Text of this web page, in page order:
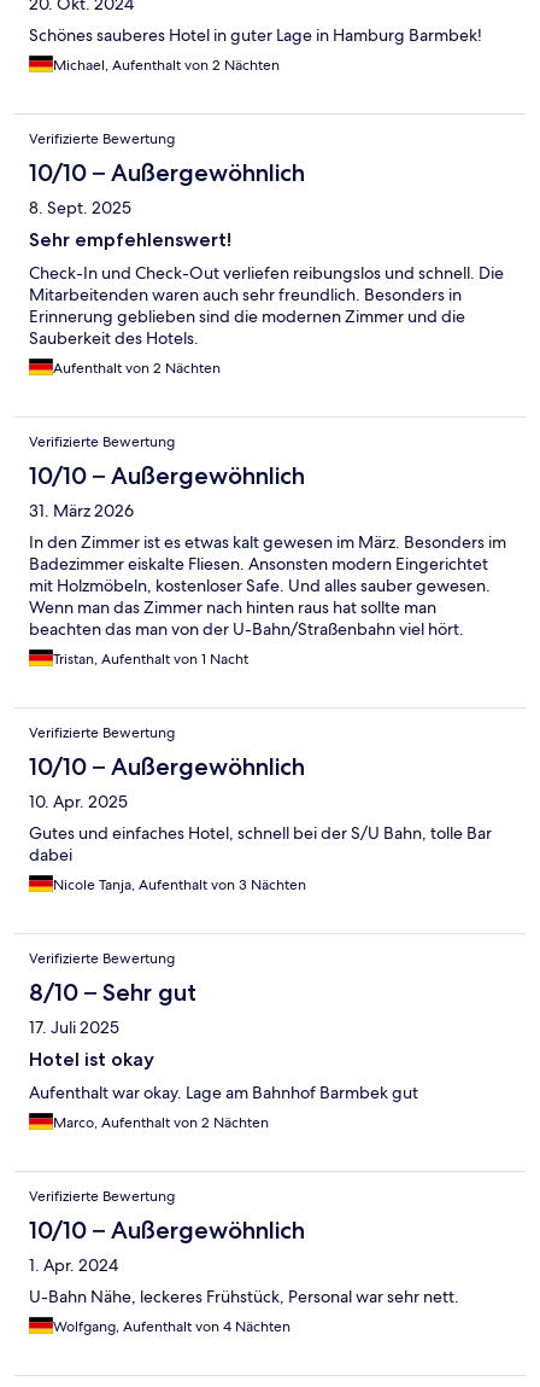
Schönes sauberes Hotel in guter Lage in Hamburg Barmbek!
Michael, Aufenthalt von 2 Nächten
Verifizierte Bewertung
10/10 – Außergewöhnlich
8. Sept. 2025
Sehr empfehlenswert!
Check-In und Check-Out verliefen reibungslos und schnell. Die
Mitarbeitenden waren auch sehr freundlich. Besonders in
Erinnerung geblieben sind die modernen Zimmer und die
Sauberkeit des Hotels.
Aufenthalt von 2 Nächten
Verifizierte Bewertung
10/10 – Außergewöhnlich
31. März 2026
In den Zimmer ist es etwas kalt gewesen im März. Besonders im
Badezimmer eiskalte Fliesen. Ansonsten modern Eingerichtet
mit Holzmöbeln, kostenloser Safe. Und alles sauber gewesen.
Wenn man das Zimmer nach hinten raus hat sollte man
beachten das man von der U-Bahn/Straßenbahn viel hört.
Tristan, Aufenthalt von 1 Nacht
Verifizierte Bewertung
10/10 – Außergewöhnlich
10. Apr. 2025
Gutes und einfaches Hotel, schnell bei der S/U Bahn, tolle Bar
dabei
Nicole Tanja, Aufenthalt von 3 Nächten
Verifizierte Bewertung
8/10 – Sehr gut
17. Juli 2025
Hotel ist okay
Aufenthalt war okay. Lage am Bahnhof Barmbek gut
Marco, Aufenthalt von 2 Nächten
Verifizierte Bewertung
10/10 – Außergewöhnlich
1. Apr. 2024
U-Bahn Nähe, leckeres Frühstück, Personal war sehr nett.
Wolfgang, Aufenthalt von 4 Nächten